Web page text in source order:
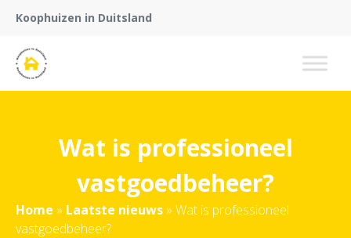
Koophuizen in Duitsland
Wat is professioneel
vastgoedbeheer?
Home » Laatste nieuws » Wat is professioneel
vastgoedbeheer?